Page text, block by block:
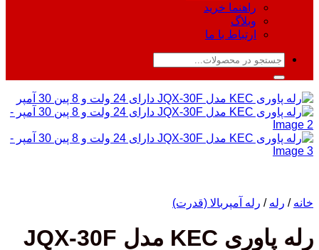
راهنما خرید
وبلاگ
ارتباط با ما
جستجو
خانه / رله / رله آمپربالا (قدرت)
رله پاوری KEC مدل JQX-30F